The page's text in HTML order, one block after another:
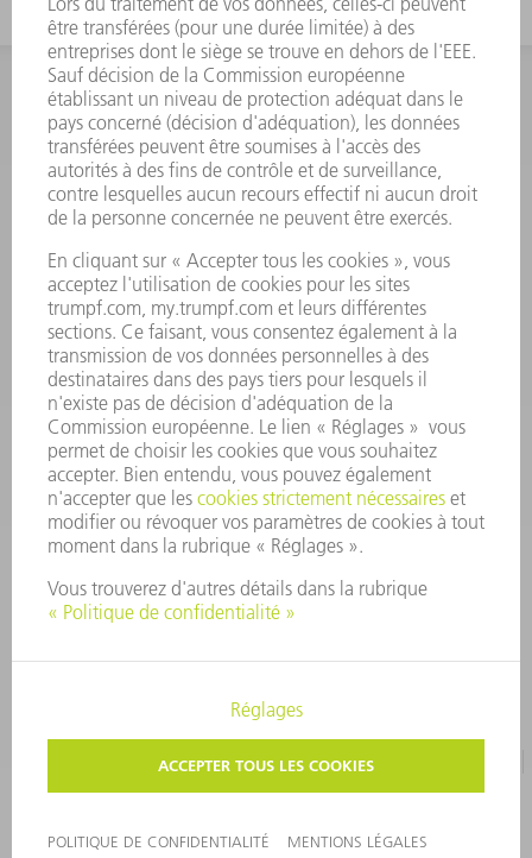
INFORMATION
Foire aux questions
Termes et conditions
CONTACT
Outillages
01 48 17 37 73
Lun - Jeu 08:00h - 16:30h
Ven 08:00h - 12:30h
outillages@fr.TRUMPF.com
CONTACT
Pièces Détachées
01 48 17 37 57
Lun – Ven 8:30h - 17:30h
pieces.detachees@trumpf.com
MENTIONS LÉGALES
PROTECTION DES DONNÉES PERSONNELLES
COPYRIGHT ET DROIT DES MARQUES
CONDITIONS D'UTILISATION
© 2026 TRUMPF